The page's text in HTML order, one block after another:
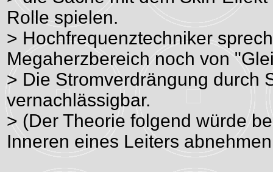
Rolle spielen.
> Hochfrequenztechniker
Megaherzbereich noch von
> Die Stromverdrängung durch
vernachlässigbar.
> (Der Theorie folgend würde
Inneren eines Leiters